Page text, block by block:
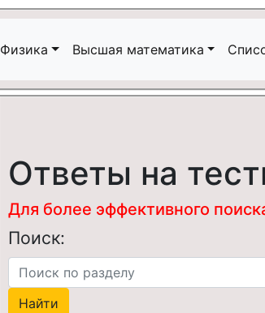
Физика Высшая математика
Ответы на
Для более эффективного
Поиск: